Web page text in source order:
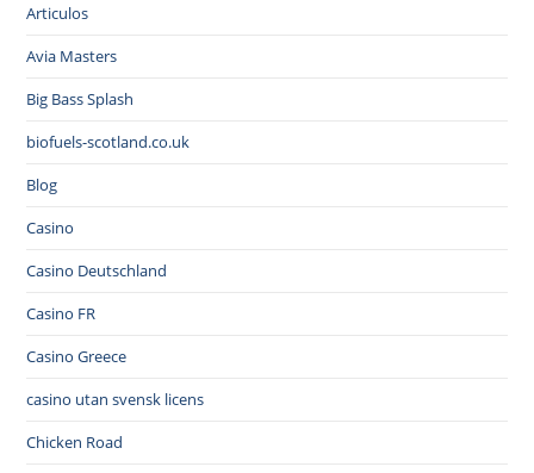
Articulos
Avia Masters
Big Bass Splash
biofuels-scotland.co.uk
Blog
Casino
Casino Deutschland
Casino FR
Casino Greece
casino utan svensk licens
Chicken Road